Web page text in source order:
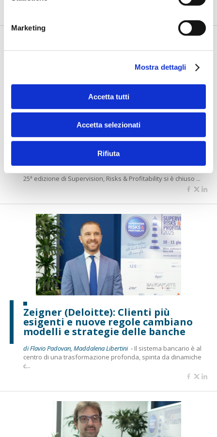
Marketing
Mostra dettagli
Accetta tutti
Accetta selezionati
Rifiuta
Torriero (ABI): “Governare
l’incertezza per rafforzare
competitività e resilienza”
25ª edizione di Supervision, Risks & Profitability si è chiuso ...
Zeigner (Deloitte): Clienti più
esigenti e nuove regole cambiano
modelli e strategie delle banche
di Flavio Padovan, Maddalena Libertini - Il sistema bancario è al
centro di una trasformazione profonda, spinta da dinamiche
c...